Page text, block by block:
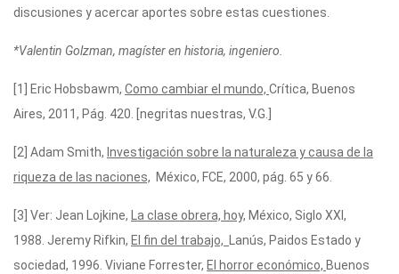
discusiones y acercar aportes sobre estas cuestiones.
*Valentin Golzman, magíster en historia, ingeniero.
[1] Eric Hobsbawm, Como cambiar el mundo, Crítica, Buenos
Aires, 2011, Pág. 420. [negritas nuestras, V.G.]
[2] Adam Smith, Investigación sobre la naturaleza y causa de la
riqueza de las naciones, México, FCE, 2000, pág. 65 y 66.
[3] Ver: Jean Lojkine, La clase obrera, hoy, México, Siglo XXI,
1988. Jeremy Rifkin, El fin del trabajo, Lanús, Paidos Estado y
sociedad, 1996. Viviane Forrester, El horror económico, Buenos